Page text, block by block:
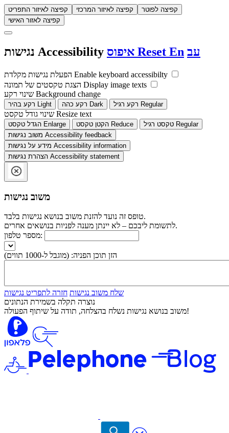
קפיצה לאיזור התפריט קפיצה לאיזור המרכזי
קפיצה לפוטר
קפיצה לאזור האישי
Accessibility Reset En עב
Enable keyboard accessibilty
Display image texts
Background change
Light Dark Regular
Resize text
Enlarge Reduce
Regular
Accessibility feedback
Accessibility information
Accessibility statement
משוב נגישות
טופס זה נועד להזנת משוב בנושא נגישות בלבד.
לתשומת ליבכם – לא יינתן מענה לפניות בנושאים אחרים.
מספר טלפון:
הזן תוכן הפניה: (מוגבל ל-1000 תווים)
שלח משוב נגישות חזרה לתפריט נגישות
נוצרה תקלה בשמירת הנתונים
משוב בנושא נגישות נשלח בהצלחה, תודה על שיתוף הפעולה!